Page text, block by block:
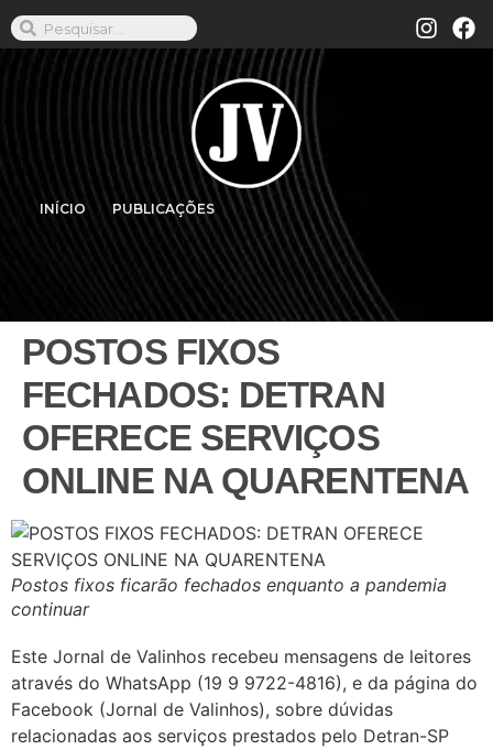
INÍCIO PUBLICAÇÕES
POSTOS FIXOS
FECHADOS: DETRAN
OFERECE SERVIÇOS
ONLINE NA QUARENTENA
Postos fixos ficarão fechados enquanto a pandemia
continuar
Este Jornal de Valinhos recebeu mensagens de leitores
através do WhatsApp (19 9 9722-4816), e da página do
Facebook (Jornal de Valinhos), sobre dúvidas
relacionadas aos serviços prestados pelo Detran-SP